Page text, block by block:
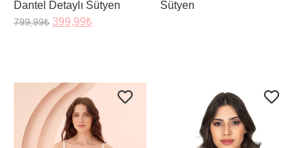
Dantel Detaylı Sütyen
799,99₺ 399,99₺
Sütyen